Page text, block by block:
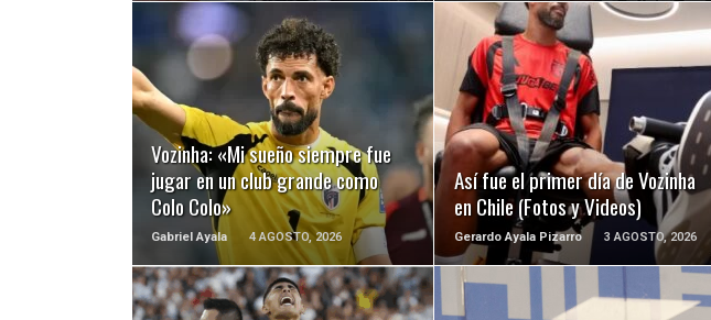
Vozinha: «Mi sueño siempre fue
jugar en un club grande como
Colo Colo»
Gabriel Ayala 4 AGOSTO, 2026
LEER MÁS
Así fue el primer día de Vozinha
en Chile (Fotos y Videos)
Gerardo Ayala Pizarro 3 AGOSTO, 2026
LEER MÁS